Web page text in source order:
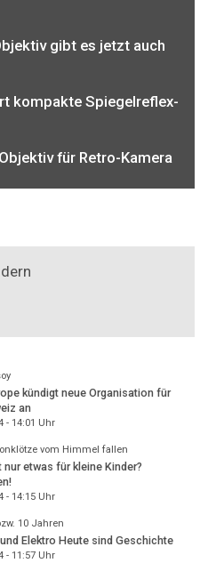
gibt es jetzt auch
kompakte Spiegelreflex-
für Retro-Kamera
kündigt neue Organisation für
an
- 14:01 Uhr
vom Himmel fallen
nur etwas für kleine Kinder?
- 14:15Uhr
10 Jahren
Elektro Heute sind Geschichte
- 11:57Uhr